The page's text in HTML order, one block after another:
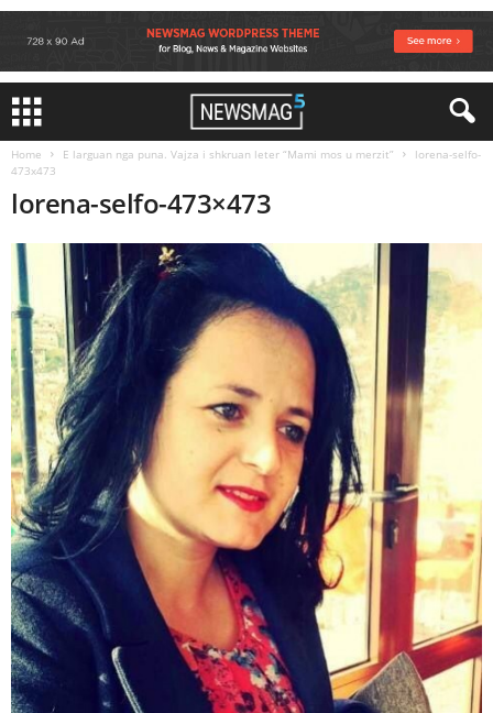
Home E larguan nga puna. Vajza i shkruan leter “Mami mos u merzit”
lorena-selfo-
473x473
lorena-selfo-473×473